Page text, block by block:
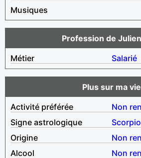
Musiques
Profession de
Métier
Salarié
Plus sur ma vie
Activité préférée
Non
Signe astrologique
Origine
Non
Alcool
Non